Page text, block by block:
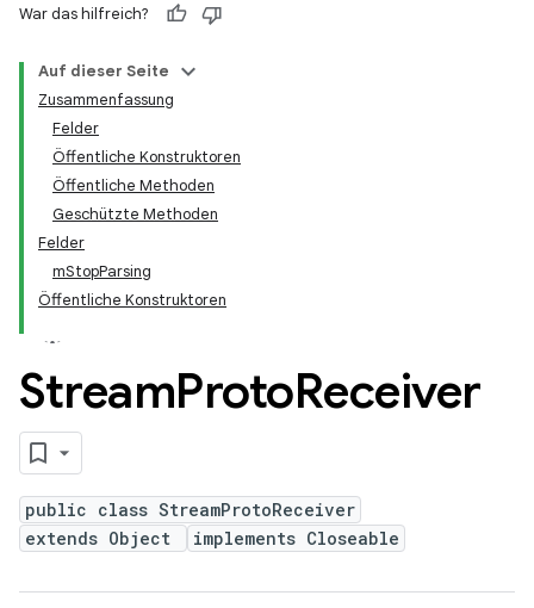
War das hilfreich?
Auf dieser Seite
Zusammenfassung
Felder
Öffentliche Konstruktoren
Öffentliche Methoden
Geschützte Methoden
Felder
mStopParsing
Öffentliche Konstruktoren
StreamProtoReceiver
public class StreamProtoReceiver
extends Object
implements Closeable